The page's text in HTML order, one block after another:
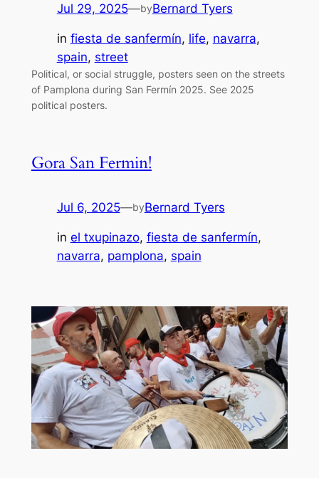
Jul 29, 2025—byBernard Tyers
in fiesta de sanfermín, life, navarra
spain, street
Political, or social struggle, posters seen on the streets
of Pamplona during San Fermín 2025. See 2025
political posters.
Gora San Fermin!
Jul 6, 2025—byBernard Tyers
in el txupinazo, fiesta de sanfermín
navarra, pamplona, spain